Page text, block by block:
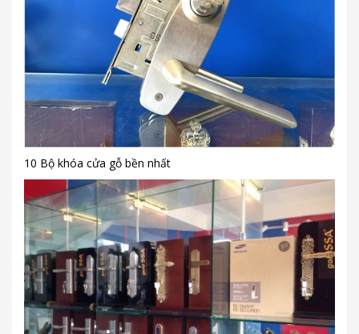
10 Bộ khóa cửa gỗ bền nhất